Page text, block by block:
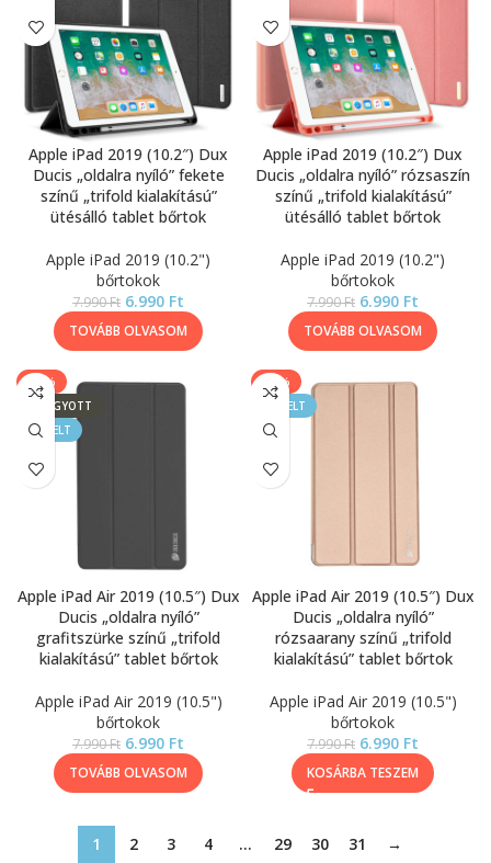
Apple iPad 2019 (10.2″) Dux
Ducis „oldalra nyíló” fekete
színű „trifold kialakítású”
ütésálló tablet bőrtok
Apple iPad 2019 (10.2")
bőrtokok
7.990Ft 6.990 Ft
TOVÁBB OLVASOM
Apple iPad 2019 (10.2″) Dux
Ducis „oldalra nyíló” rózsaszín
színű „trifold kialakítású”
ütésálló tablet bőrtok
Apple iPad 2019 (10.2")
bőrtokok
7.990Ft 6.990 Ft
TOVÁBB OLVASOM
-13%
ELFOGYOTT
KIEMELT
Apple iPad Air 2019 (10.5″) Dux
Ducis „oldalra nyíló”
grafitszürke színű „trifold
kialakítású” tablet bőrtok
Apple iPad Air 2019 (10.5")
bőrtokok
7.990Ft 6.990 Ft
TOVÁBB OLVASOM
-13%
KIEMELT
Apple iPad Air 2019 (10.5″) Dux
Ducis „oldalra nyíló”
rózsaarany színű „trifold
kialakítású” tablet bőrtok
Apple iPad Air 2019 (10.5")
bőrtokok
7.990Ft 6.990 Ft
KOSÁRBA TESZEM
1 2 3 4 … 29 30 31 →